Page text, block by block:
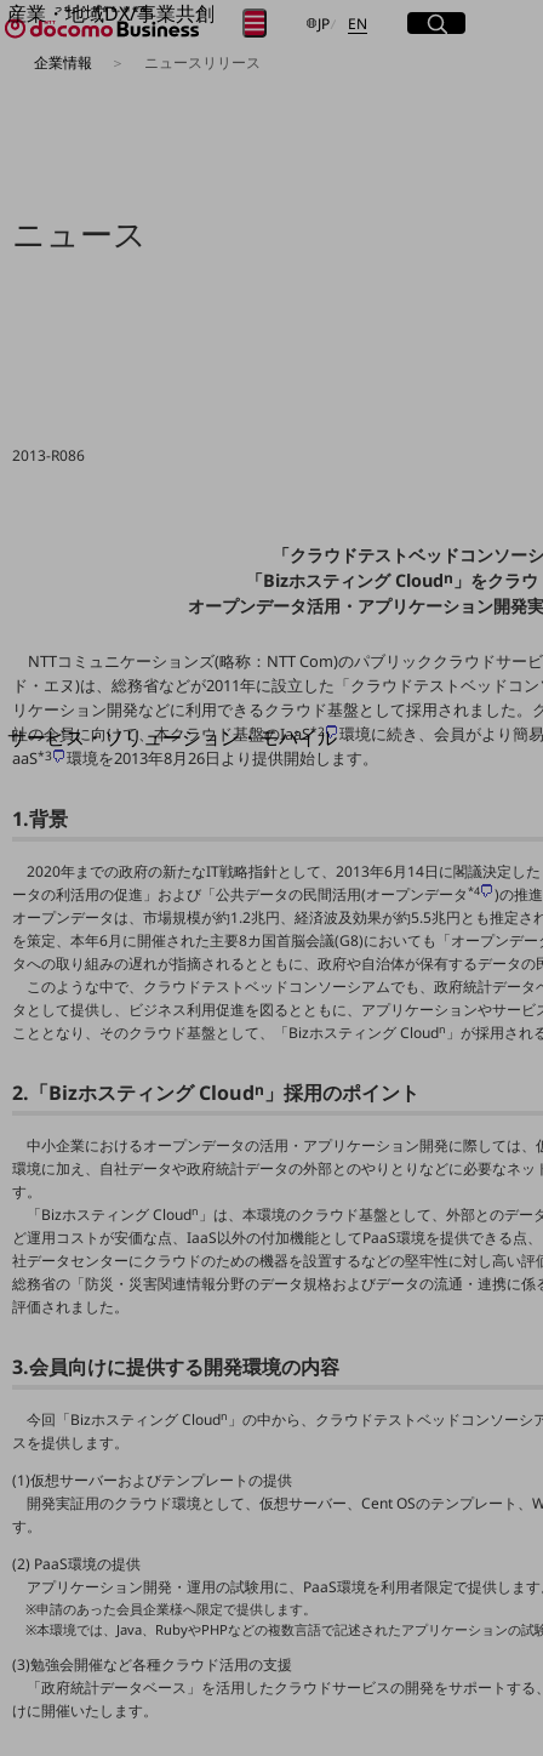
産業・地域DX/事業共創
OPEN HUB for Plural Futures
Smart World
生成AI(Generative AI)
LGPF(Local Government Platform)
別ウィンドウで開きます
サービス・ソリューション・モバイル
サービス・ソリューションTOP
DXに関する課題を解決する
サービス・ソリューションをご紹介
カテゴリーで探すTOP
ネットワーク・モバイル
クラウド・データセンター
電話・映像コミュニケーション
5G
AI
データ利活用
運用管理
災害対策・BCP
課題・ニーズで探すTOP
マーケティング
業務効率化
災害対策
地域共創・地方創生
JP日本語
EN Englishサイト内検索
開く
メニュー
開く
フリーワードでNTTドコモビジネスの
企業情報 ニュースリリース
ニュース
2013-R086
「クラウドテストベッドコンソー
「Bizホスティング Cloudn 」をクラ
オープンデータ活用・アプリケーション開発
NTTコミュニケーションズ(略称：NTT Com)のパブリッククラウドサー
ド・エヌ)は、総務省などが2011年に設立した「クラウドテストベッドコ
リケーション開発などに利用できるクラウド基盤として採用されました
社の会員に向けて、本クラウド基盤のIaaS*2
環境に続き、会員がより簡
aaS*3 環境を2013年8月26日より提供開始します。
1.背景
2020年までの政府の新たなIT戦略指針として、2013年6月14日に閣議決定し
ータの利活用の促進」および「公共データの民間活用(オープンデータ*4
)の推
オープンデータは、市場規模が約1.2兆円、経済波及効果が約5.5兆円とも推定
を策定、本年6月に開催された主要8カ国首脳会議(G8)においても「オープンデ
タへの取り組みの遅れが指摘されるとともに、政府や自治体が保有するデータ
このような中で、クラウドテストベッドコンソーシアムでも、政府統計データ
タとして提供し、ビジネス利用促進を図るとともに、アプリケーションやサー
こととなり、そのクラウド基盤として、「Bizホスティング Cloudn 」が採用され
2.「Bizホスティング Cloudn 」採用のポイント
中小企業におけるオープンデータの活用・アプリケーション開発に際しては
環境に加え、自社データや政府統計データの外部とのやりとりなどに必要なネ
す。
「Bizホスティング Cloudn 」は、本環境のクラウド基盤として、外部とのデ
ど運用コストが安価な点、IaaS以外の付加機能としてPaaS環境を提供できる点
社データセンターにクラウドのための機器を設置するなどの堅牢性に対し高い
総務省の「防災・災害関連情報分野のデータ規格およびデータの流通・連携に
評価されました。
3.会員向けに提供する開発環境の内容
今回「Bizホスティング Cloudn 」の中から、クラウドテストベッドコンソー
スを提供します。
(1)仮想サーバーおよびテンプレートの提供
開発実証用のクラウド環境として、仮想サーバー、Cent OSのテンプレート
す。
(2) PaaS環境の提供
アプリケーション開発・運用の試験用に、PaaS環境を利用者限定で提供しま
※申請のあった会員企業様へ限定で提供します。
※本環境では、Java、RubyやPHPなどの複数言語で記述されたアプリケーションの試
(3)勉強会開催など各種クラウド活用の支援
「政府統計データベース」を活用したクラウドサービスの開発をサポートす
けに開催いたします。